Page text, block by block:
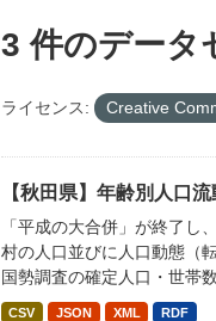
3 件のデータ
ライセンス: Creative
【秋田県】年齢別人口
「平成の大合併」が終了
村の人口並びに人口動態（
国勢調査の確定人口・世帯
CSV JSON XML RDF